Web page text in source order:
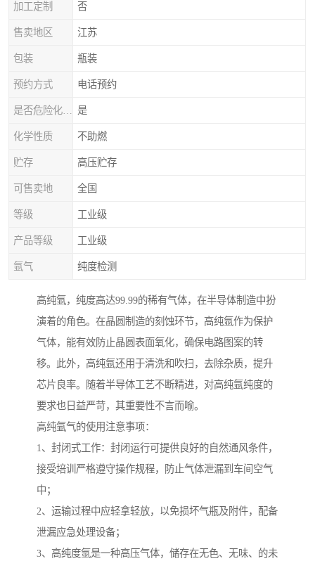
加工定制 否
售卖地区 江苏
包装 瓶装
预约方式 电话预约
是
化学性质 不助燃
贮存 高压贮存
可售卖地 全国
等级 工业级
产品等级 工业级
氩气 纯度检测
高纯氩，纯度高达99.99的稀有气体，在半导体制造中扮
演着的角色。在晶圆制造的刻蚀环节，高纯氩作为保护
气体，能有效防止晶圆表面氧化，确保电路图案的转
移。此外，高纯氩还用于清洗和吹扫，去除杂质，提升
芯片良率。随着半导体工艺不断精进，对高纯氩纯度的
要求也日益严苛，其重要性不言而喻。
高纯氩气的使用注意事项：
1、封闭式工作：封闭运行可提供良好的自然通风条件，
接受培训严格遵守操作规程，防止气体泄漏到车间空气
中；
2、运输过程中应轻拿轻放，以免损坏气瓶及附件，配备
泄漏应急处理设备；
3、高纯度氩是一种高压气体，储存在无色、无味、的未